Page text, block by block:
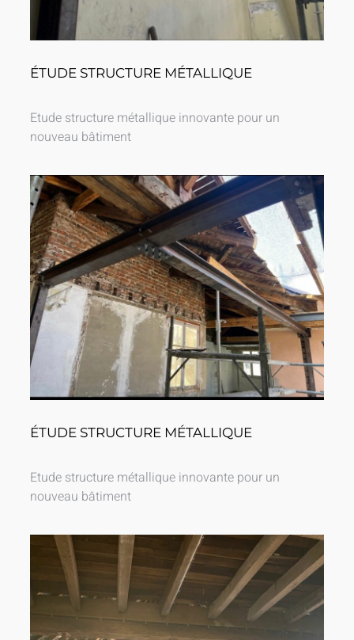
ÉTUDE STRUCTURE MÉTALLIQUE
Etude structure métallique innovante pour un
nouveau bâtiment
ÉTUDE STRUCTURE MÉTALLIQUE
Etude structure métallique innovante pour un
nouveau bâtiment